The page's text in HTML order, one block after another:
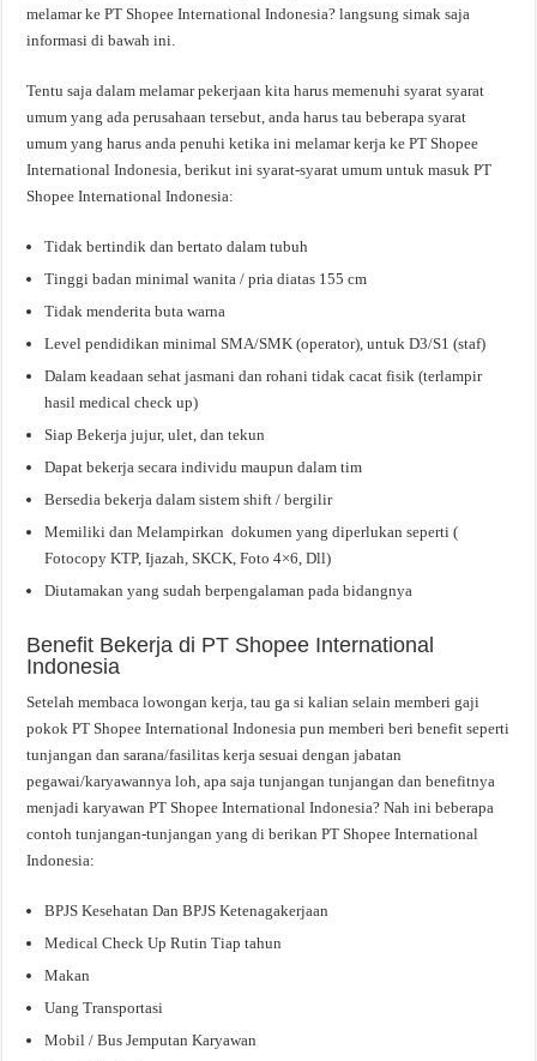
melamar ke PT Shopee International Indonesia? langsung simak saja
informasi di bawah ini.
Tentu saja dalam melamar pekerjaan kita harus memenuhi syarat syarat
umum yang ada perusahaan tersebut, anda harus tau beberapa syarat
umum yang harus anda penuhi ketika ini melamar kerja ke PT Shopee
International Indonesia, berikut ini syarat-syarat umum untuk masuk PT
Shopee International Indonesia:
Tidak bertindik dan bertato dalam tubuh
Tinggi badan minimal wanita / pria diatas 155 cm
Tidak menderita buta warna
Level pendidikan minimal SMA/SMK (operator), untuk D3/S1 (staf)
Dalam keadaan sehat jasmani dan rohani tidak cacat fisik (terlampir
hasil medical check up)
Siap Bekerja jujur, ulet, dan tekun
Dapat bekerja secara individu maupun dalam tim
Bersedia bekerja dalam sistem shift / bergilir
Memiliki dan Melampirkan dokumen yang diperlukan seperti (
Fotocopy KTP, Ijazah, SKCK, Foto 4×6, Dll)
Diutamakan yang sudah berpengalaman pada bidangnya
Benefit Bekerja di PT Shopee International
Indonesia
Setelah membaca lowongan kerja, tau ga si kalian selain memberi gaji
pokok PT Shopee International Indonesia pun memberi beri benefit seperti
tunjangan dan sarana/fasilitas kerja sesuai dengan jabatan
pegawai/karyawannya loh, apa saja tunjangan tunjangan dan benefitnya
menjadi karyawan PT Shopee International Indonesia? Nah ini beberapa
contoh tunjangan-tunjangan yang di berikan PT Shopee International
Indonesia:
BPJS Kesehatan Dan BPJS Ketenagakerjaan
Medical Check Up Rutin Tiap tahun
Makan
Uang Transportasi
Mobil / Bus Jemputan Karyawan